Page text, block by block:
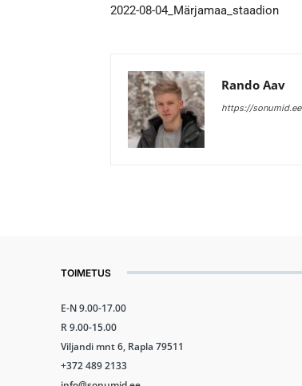
2022-08-04_Märjamaa_staadion
Rando Aav
https://sonumid.ee
TOIMETUS
E-N 9.00-17.00
R 9.00-15.00
Viljandi mnt 6, Rapla 79511
+372 489 2133